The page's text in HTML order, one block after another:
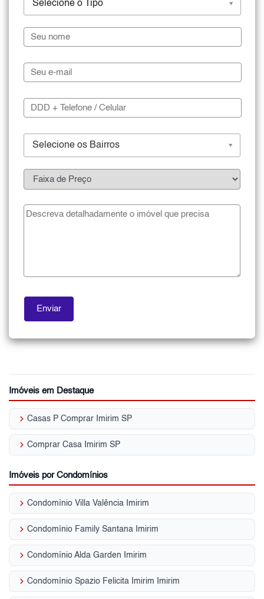
Selecione o Tipo
Selecione os Bairros
Imóveis em Destaque
keyboard_arrow_right Casas P Comprar Imirim SP
keyboard_arrow_right Comprar Casa Imirim SP
Imóveis por Condomínios
keyboard_arrow_right Condomínio Villa Valência Imirim
keyboard_arrow_right Condomínio Family Santana Imirim
keyboard_arrow_right Condomínio Alda Garden Imirim
keyboard_arrow_right Condomínio Spazio Felicita Imirim Imirim